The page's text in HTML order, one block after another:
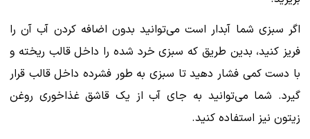
اگر سبزی شما آبدار است می‌توانید بدون اضافه کردن آب آن را
فریز کنید، بدین طریق که سبزی خرد شده را داخل قالب ریخته و
با دست کمی فشار دهید تا سبزی به طور فشرده داخل قالب قرار
گیرد. شما می‌توانید به جای آب از یک قاشق غذاخوری روغن
زیتون نیز استفاده کنید.